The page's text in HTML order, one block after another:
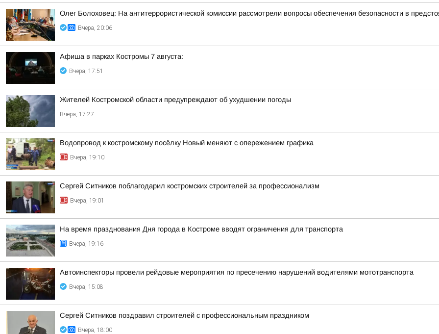
Олег Болоховец: На антитеррористической комиссии рассмотрели вопросы обеспечения безопасности в
Вчера, 20:06
Афиша в парках Костромы 7 августа:
Вчера, 17:51
Жителей Костромской области предупреждают об ухудшении погоды
Вчера, 17:27
Водопровод к костромскому посёлку Новый меняют с опережением графика
Вчера, 19:10
Сергей Ситников поблагодарил костромских строителей за профессионализм
Вчера, 19:01
На время празднования Дня города в Костроме вводят ограничения для транспорта
Вчера, 19:16
Автоинспекторы провели рейдовые мероприятия по пресечению нарушений водителями мототранспорта
Вчера, 15:08
Сергей Ситников поздравил строителей с профессиональным праздником
Вчера, 18:00